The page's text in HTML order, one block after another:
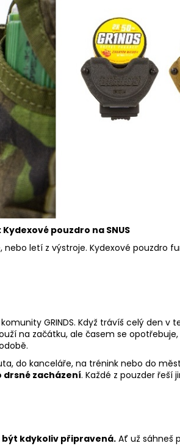
Kydexové pouzdro na SNUS
letí z výstroje. Kydexové pouzdro
GRINDS. Když trávíš celý den v
na začátku, ale časem se
do kanceláře, na trénink nebo do
drsné zacházení. Každé z pouzder
být kdykoliv připravená. Ať už sáhneš